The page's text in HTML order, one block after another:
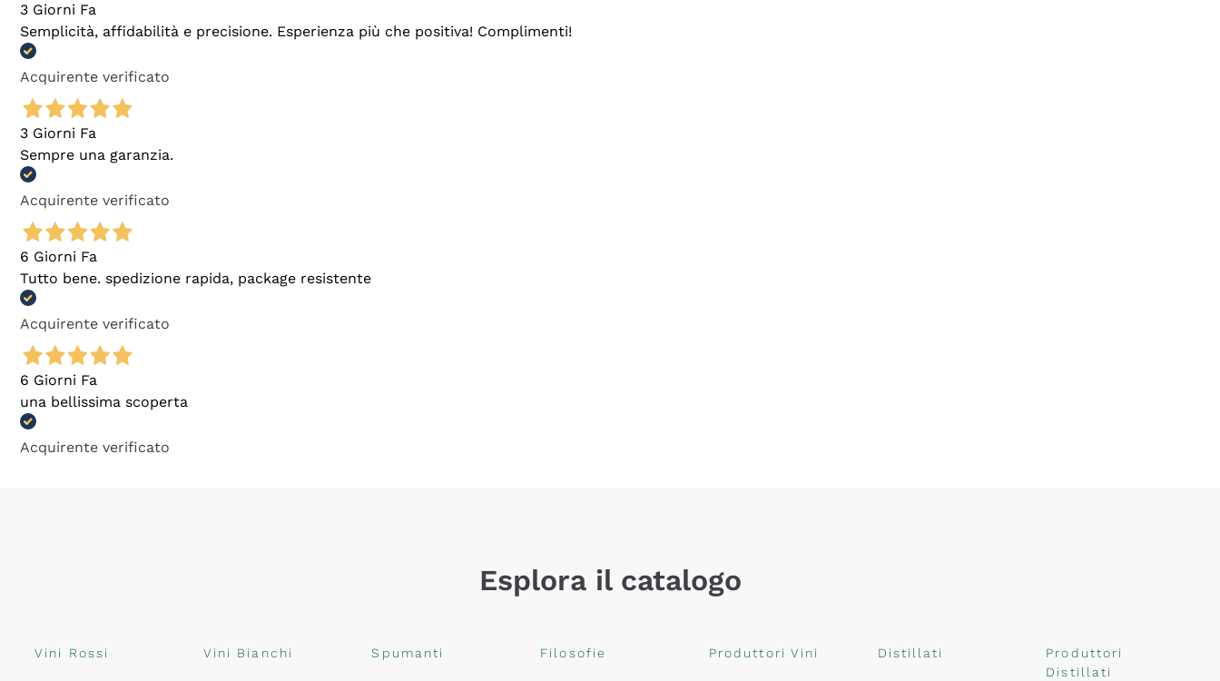
3 Giorni Fa
Semplicità, affidabilità e precisione. Esperienza più che positiva! Complimenti!
Acquirente verificato
3 Giorni Fa
Sempre una garanzia.
Acquirente verificato
6 Giorni Fa
Tutto bene. spedizione rapida, package resistente
Acquirente verificato
6 Giorni Fa
una bellissima scoperta
Acquirente verificato
Esplora il catalogo
Vini Rossi Vini Bianchi Spumanti Filosofie Produttori Vini Distillati
Produttori
Distillati